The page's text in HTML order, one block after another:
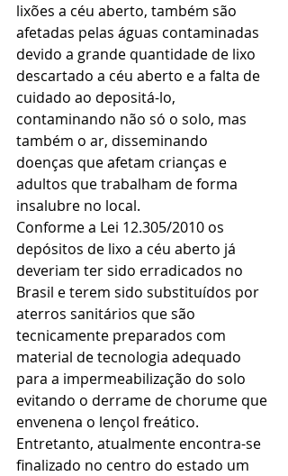
lixões a céu aberto, também são
afetadas pelas águas contaminadas
devido a grande quantidade de lixo
descartado a céu aberto e a falta de
cuidado ao depositá-lo,
contaminando não só o solo, mas
também o ar, disseminando
doenças que afetam crianças e
adultos que trabalham de forma
insalubre no local.
Conforme a Lei 12.305/2010 os
depósitos de lixo a céu aberto já
deveriam ter sido erradicados no
Brasil e terem sido substituídos por
aterros sanitários que são
tecnicamente preparados com
material de tecnologia adequado
para a impermeabilização do solo
evitando o derrame de chorume que
envenena o lençol freático.
Entretanto, atualmente encontra-se
finalizado no centro do estado um